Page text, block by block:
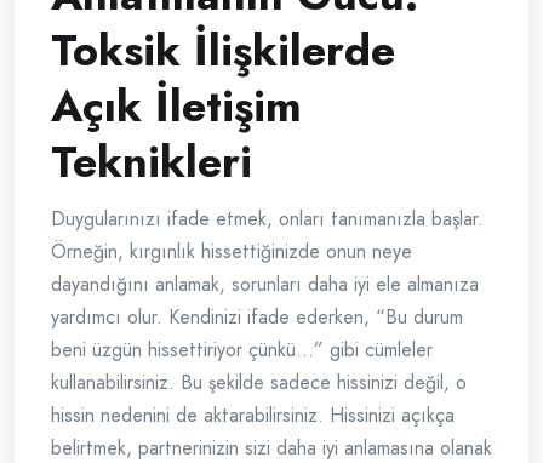
Toksik İlişkilerde
Açık İletişim
Teknikleri
Duygularınızı ifade etmek, onları tanımanızla başlar.
Örneğin, kırgınlık hissettiğinizde onun neye
dayandığını anlamak, sorunları daha iyi ele almanıza
yardımcı olur. Kendinizi ifade ederken, “Bu durum
beni üzgün hissettiriyor çünkü…” gibi cümleler
kullanabilirsiniz. Bu şekilde sadece hissinizi değil, o
hissin nedenini de aktarabilirsiniz. Hissinizi açıkça
belirtmek, partnerinizin sizi daha iyi anlamasına olanak